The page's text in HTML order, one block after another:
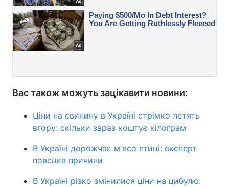
Вас також можуть зацікавити новини:
Ціни на свинину в Україні стрімко летять
вгору: скільки зараз коштує кілограм
В Україні дорожчає м'ясо птиці: експерт
пояснив причини
В Україні різко змінилися ціни на цибулю: